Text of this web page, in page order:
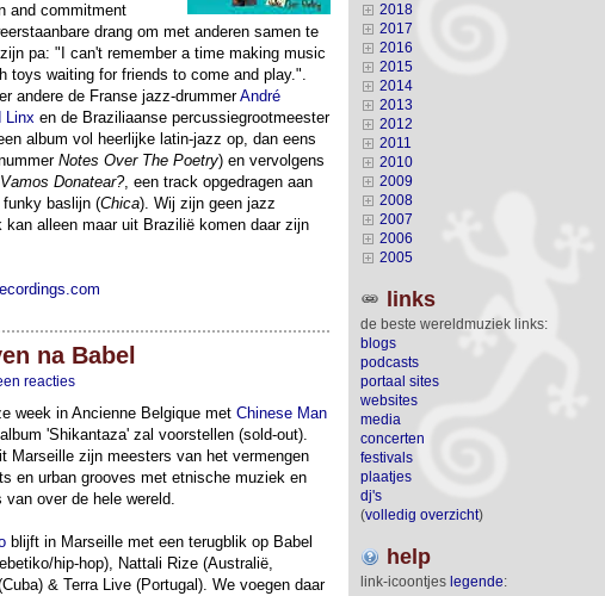
2018
2017
2016
2015
2014
2013
2012
2011
2010
2009
2008
2007
2006
2005
links
de beste wereldmuziek links:
blogs
podcasts
portaal sites
websites
media
concerten
festivals
plaatjes
dj's
(volledig overzicht)
help
link-icoontjes legende:
and commitment
drang om met anderen samen te
pa: "I can't remember a time making music
waiting for friends to come and play.".
andere de Franse jazz-drummerAndré
Linx en de Braziliaanse percussiegrootmeester
album vol heerlijke latin-jazz op, dan eens
Notes Over The Poetry) en vervolgens
Vamos Donatear?, een track opgedragen aan
funky baslijn (Chica). Wij zijn geen jazz
alleen maar uit Brazilië komen daar zijn
na Babel
reacties
week in Ancienne Belgique met Chinese Man
'Shikantaza' zal voorstellen (sold-out).
Marseille zijn meesters van het vermengen
en urban grooves met etnische muziek en
over de hele wereld.
blijft in Marseille met een terugblik op Babel
hip-hop), Nattali Rize (Australië,
& Terra Live (Portugal). We voegen daar